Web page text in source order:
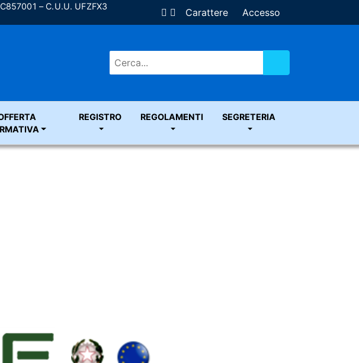
– C.U.U. UFZFX3
Carattere Accesso
REGISTRO REGOLAMENTI SEGRETERIA